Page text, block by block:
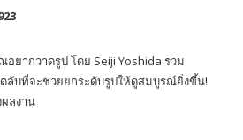
ยากวาดรูป โดย Seiji Yoshida รวม
ลับที่จะช่วยยกระดับรูปให้ดูสมบูรณ์ยิ่งขึ้น!
ลงาน